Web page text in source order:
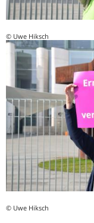
© Uwe Hiksch
© Uwe Hiksch